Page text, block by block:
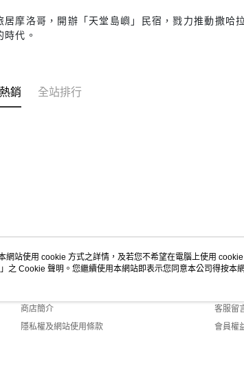
居摩洛哥，開辦「天堂島嶼」民宿，戮力推動撒哈
時代。
銷 全站排行
關於我們
商店簡介
隱私權及網站使用條款
客服
客服留
會員權
網站使用 cookie 方式之詳情，及若您不希望在電腦上使用
」之 Cookie 聲明。您繼續使用本網站即表示您同意本公司得按本